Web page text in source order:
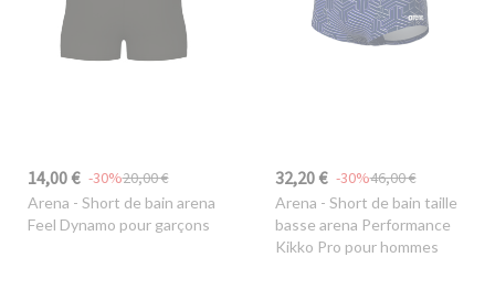
14,00 € 20,00 €
-30%
Arena - Short de bain arena
Feel Dynamo pour garçons
32,20 € 46,00 €
-30%
Arena - Short de bain taille
basse arena Performance
Kikko Pro pour hommes